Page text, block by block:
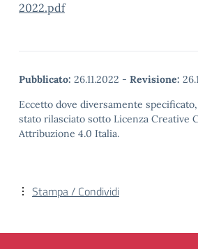
2022.pdf
Pubblicato: 26.11.2022 - Revisione:
Eccetto dove diversamente
stato rilasciato sotto Licenza Creative
Attribuzione 4.0 Italia.
Stampa / Condividi